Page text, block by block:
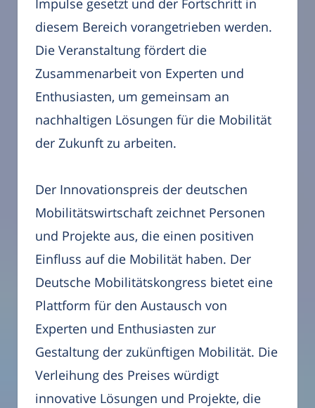
Impulse gesetzt und der Fortschritt in
diesem Bereich vorangetrieben werden.
Die Veranstaltung fördert die
Zusammenarbeit von Experten und
Enthusiasten, um gemeinsam an
nachhaltigen Lösungen für die Mobilität
der Zukunft zu arbeiten.
Der Innovationspreis der deutschen
Mobilitätswirtschaft zeichnet Personen
und Projekte aus, die einen positiven
Einfluss auf die Mobilität haben. Der
Deutsche Mobilitätskongress bietet eine
Plattform für den Austausch von
Experten und Enthusiasten zur
Gestaltung der zukünftigen Mobilität. Die
Verleihung des Preises würdigt
innovative Lösungen und Projekte, die